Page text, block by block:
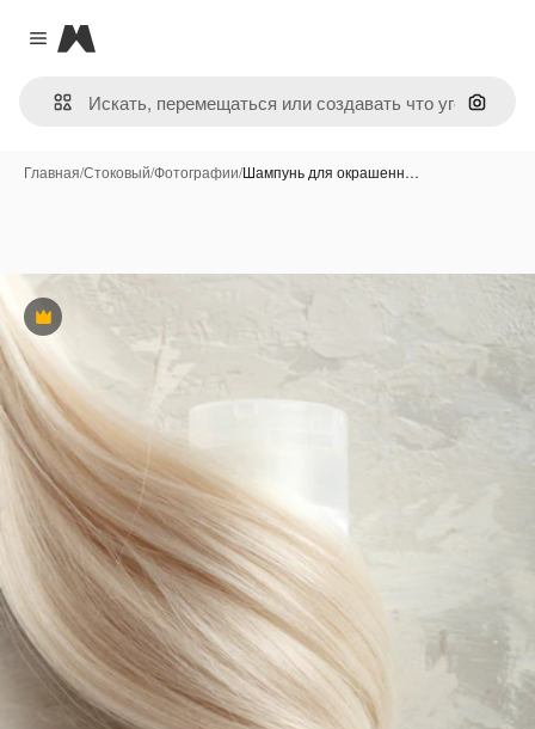
Close menu
Magnific
Поиск
Главная/Стоковый/Фотографии/Шампунь для окрашенн…
Премиум